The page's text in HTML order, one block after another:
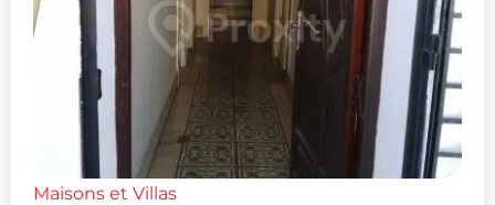
Maisons et Villas